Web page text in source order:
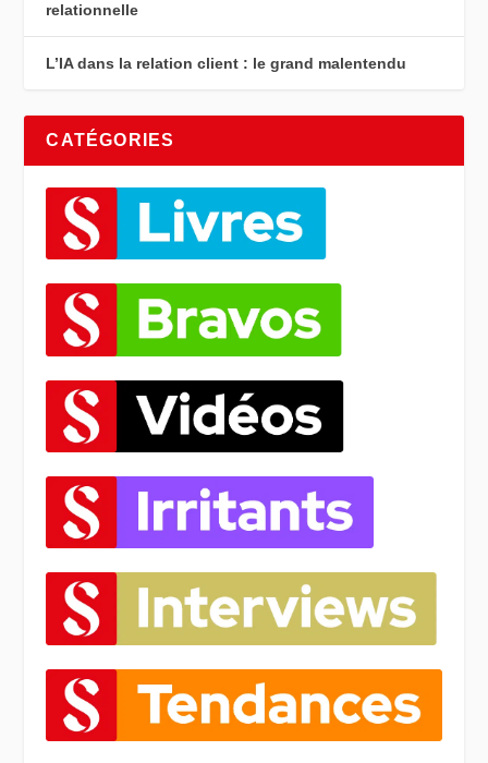
relationnelle
L’IA dans la relation client : le grand malentendu
CATÉGORIES